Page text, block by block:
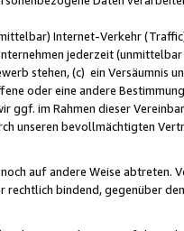
Internet-Verkehr
jederzeit
stehen, (c) ein Versäumnis
oder eine andere
ggf. im Rahmen dieser
unseren bevollmächtigten
auf andere Weise abtreten.
bindend, gegenüber